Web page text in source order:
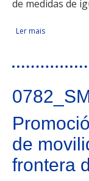
de medidas de
Ler mais acerca de
de
de
frontera